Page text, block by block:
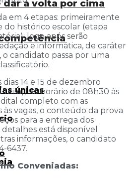
únicas
a volta por cima
em 4 etapas: primeiramente
do histórico escolar (etapa
logo após serão
e informática, de caráter
candidato passa por uma
dias 14 e 15 de dezembro
no horário de 08h30 às
completo com as
vagas, o conteúdo da prova
para a entrega dos
está disponível
informações, o candidato
6437.
Conveniadas: